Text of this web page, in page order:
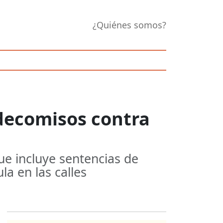
¿Quiénes somos?
contra
incluye sentencias de
en las calles